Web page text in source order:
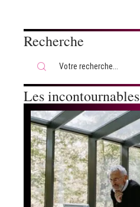
Recherche
Les incontournables